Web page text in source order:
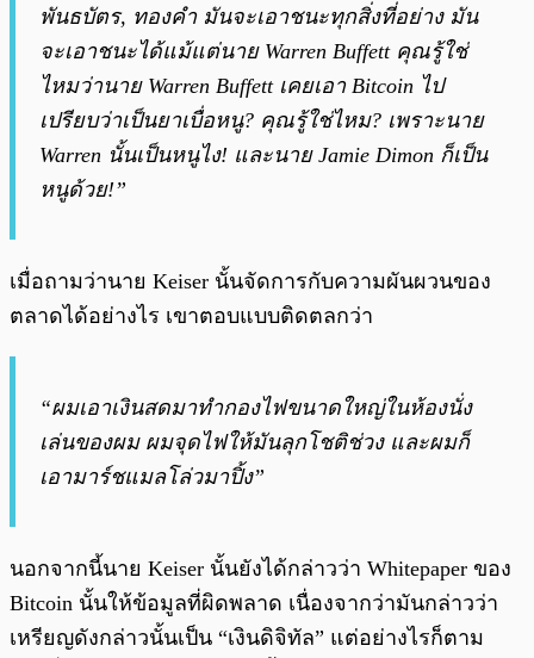
พันธบัตร, ทองคำ มันจะเอาชนะทุกสิ่งที่อย่าง มัน
จะเอาชนะได้แม้แต่นาย Warren Buffett คุณรู้ใช่
ไหมว่านาย Warren Buffett เคยเอา Bitcoin ไป
เปรียบว่าเป็นยาเบื่อหนู? คุณรู้ใช่ไหม? เพราะนาย
Warren นั้นเป็นหนูไง! และนาย Jamie Dimon ก็เป็น
หนูด้วย!”
เมื่อถามว่านาย Keiser นั้นจัดการกับความผันผวนของ
ตลาดได้อย่างไร เขาตอบแบบติดตลกว่า
“ผมเอาเงินสดมาทำกองไฟขนาดใหญ่ในห้องนั่ง
เล่นของผม ผมจุดไฟให้มันลุกโชติช่วง และผมก็
เอามาร์ชแมลโล่วมาปิ้ง”
นอกจากนี้นาย Keiser นั้นยังได้กล่าวว่า Whitepaper ของ
Bitcoin นั้นให้ข้อมูลที่ผิดพลาด เนื่องจากว่ามันกล่าวว่า
เหรียญดังกล่าวนั้นเป็น “เงินดิจิทัล” แต่อย่างไรก็ตาม